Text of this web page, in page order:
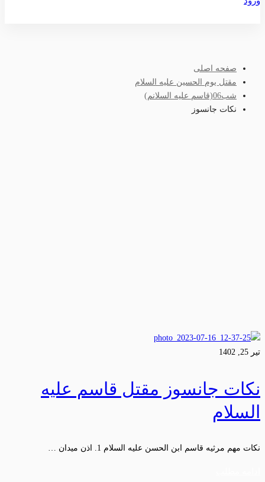
صفحه اصلی
مقتل یوم الحسین علیه السلام
شب06(قاسم علیه السلانم)
نکات جانسوز
تیر 25, 1402
نکات جانسوز مقتل قاسم علیه
السلام
نکات مهم مرثیه قاسم ابن الحسن علیه السلام 1. اذن میدان …